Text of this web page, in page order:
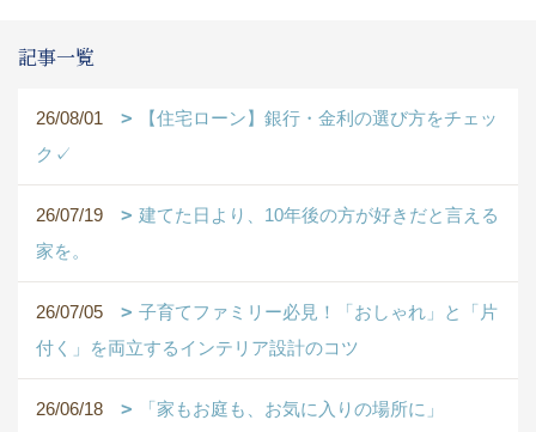
記事一覧
26/08/01
【住宅ローン】銀行・金利の選び方をチェッ
ク✓
26/07/19
建てた日より、10年後の方が好きだと言える
家を。
26/07/05
子育てファミリー必見！「おしゃれ」と「片
付く」を両立するインテリア設計のコツ
26/06/18 「家もお庭も、お気に入りの場所に」